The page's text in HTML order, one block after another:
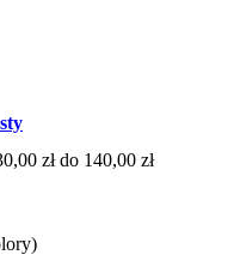
zł do 140,00 zł